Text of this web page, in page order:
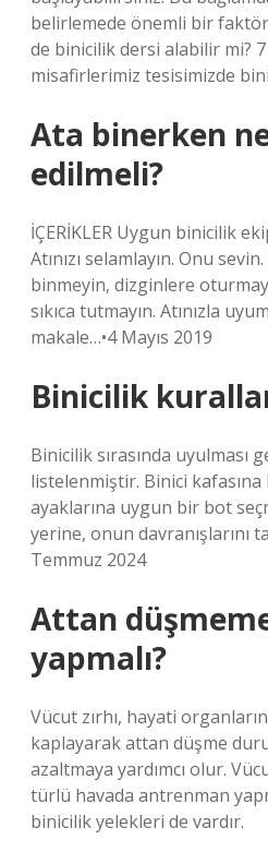
belirlemede önemli bir
de binicilik dersi alabilir mi?
misafirlerimiz tesisimizde
Ata binerken
edilmeli?
İÇERİKLER Uygun binicilik
Atınızı selamlayın. Onu
binmeyin, dizginlere
sıkıca tutmayın. Atınızla
makale…•4 Mayıs 2019
Binicilik
Binicilik sırasında uyulması
listelenmiştir. Binici kafasına
ayaklarına uygun bir bot
yerine, onun davranışlarını
Temmuz 2024
Attan
yapmalı?
Vücut zırhı, hayati
kaplayarak attan düşme
azaltmaya yardımcı olur.
türlü havada antrenman
binicilik yelekleri de vardır.